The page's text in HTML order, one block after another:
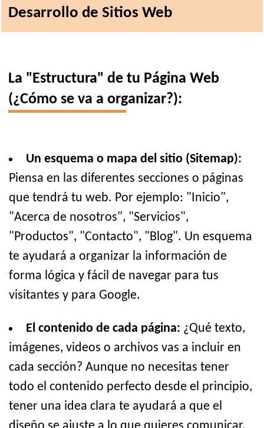
Desarrollo de Sitios Web
La "Estructura" de tu Página Web
(¿Cómo se va a organizar?):
Un esquema o mapa del sitio (Sitemap):
Piensa en las diferentes secciones o páginas
que tendrá tu web. Por ejemplo: "Inicio",
"Acerca de nosotros", "Servicios",
"Productos", "Contacto", "Blog". Un esquema
te ayudará a organizar la información de
forma lógica y fácil de navegar para tus
visitantes y para Google.
El contenido de cada página: ¿Qué texto,
imágenes, videos o archivos vas a incluir en
cada sección? Aunque no necesitas tener
todo el contenido perfecto desde el principio,
tener una idea clara te ayudará a que el